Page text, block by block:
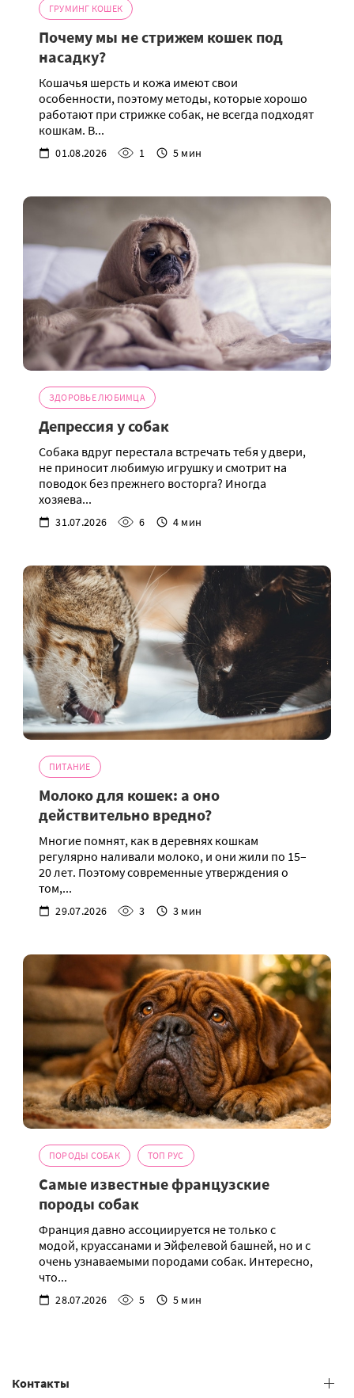
ГРУМИНГ КОШЕК
Почему мы не стрижем кошек под
насадку?
Кошачья шерсть и кожа имеют свои
особенности, поэтому методы, которые хорошо
работают при стрижке собак, не всегда подходят
кошкам. В...
01.08.2026 1 5 мин
ЗДОРОВЬЕ ЛЮБИМЦА
Депрессия у собак
Собака вдруг перестала встречать тебя у двери,
не приносит любимую игрушку и смотрит на
поводок без прежнего восторга? Иногда
хозяева...
31.07.2026 6 4 мин
ПИТАНИЕ
Молоко для кошек: а оно
действительно вредно?
Многие помнят, как в деревнях кошкам
регулярно наливали молоко, и они жили по 15–
20 лет. Поэтому современные утверждения о
том,...
29.07.2026 3 3 мин
ПОРОДЫ СОБАК ТОП РУС
Самые известные французские
породы собак
Франция давно ассоциируется не только с
модой, круассанами и Эйфелевой башней, но и с
очень узнаваемыми породами собак. Интересно,
что...
28.07.2026 5 5 мин
Контакты